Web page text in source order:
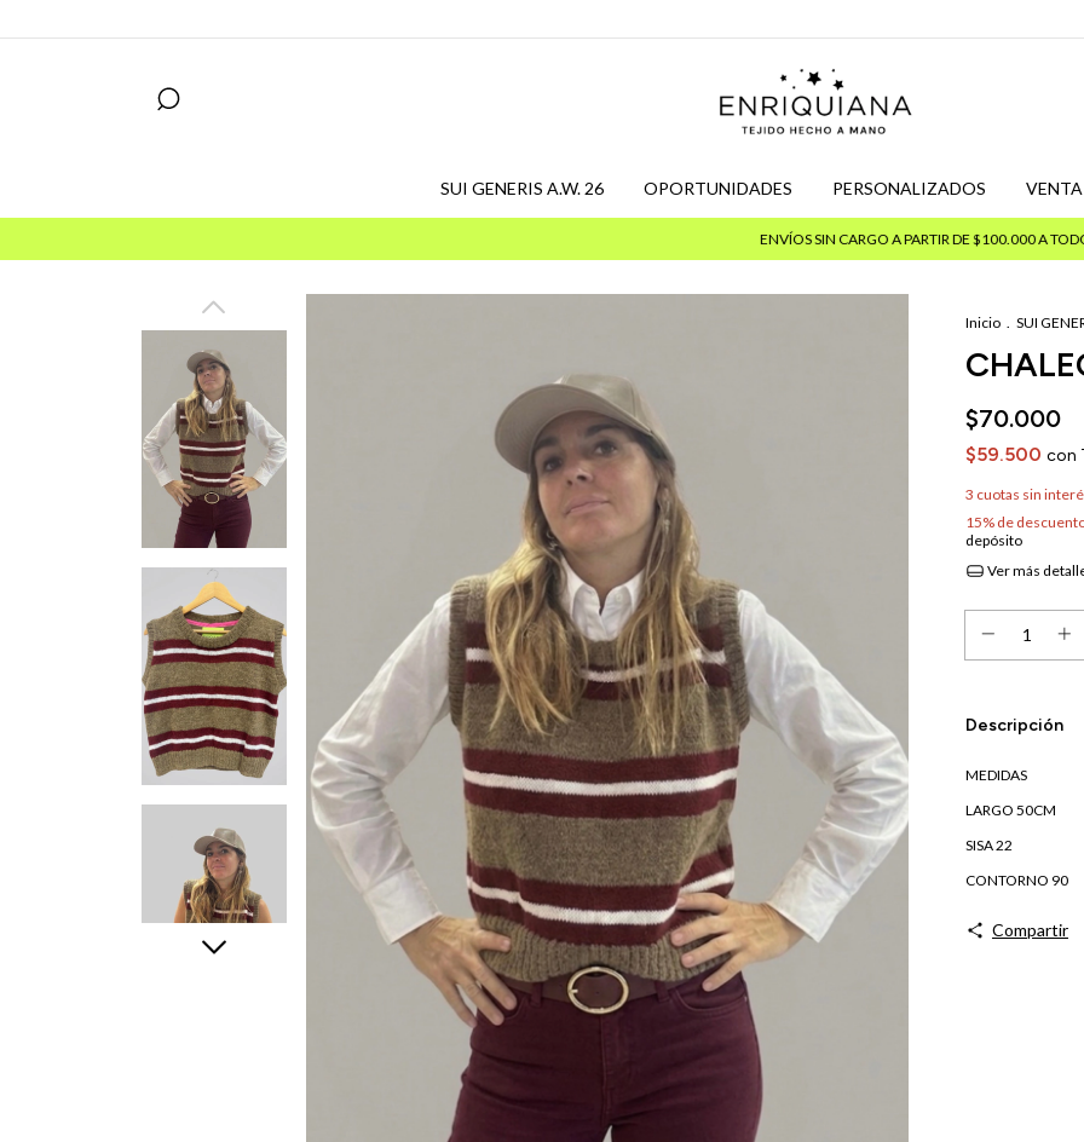
SUI GENERIS A.W. 26 OPORTUNIDADES PERSONALIZADOS
ENVÍOS SIN CARGO A PARTIR DE $100.000 A TODO EL PAÍS
Inicio . SUI
$70.000
$59.500 con
3 cuotas sin
15% de
depósito
Ver más
Descripción
MEDIDAS
LARGO 50CM
SISA 22
CONTORNO 90
Compartir